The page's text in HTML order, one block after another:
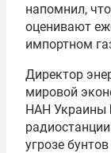
напомнил,
оценивают
импортном
Директор
мировой
НАН Украины
угрозе